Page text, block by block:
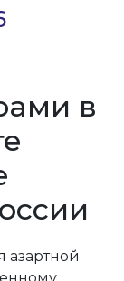
в